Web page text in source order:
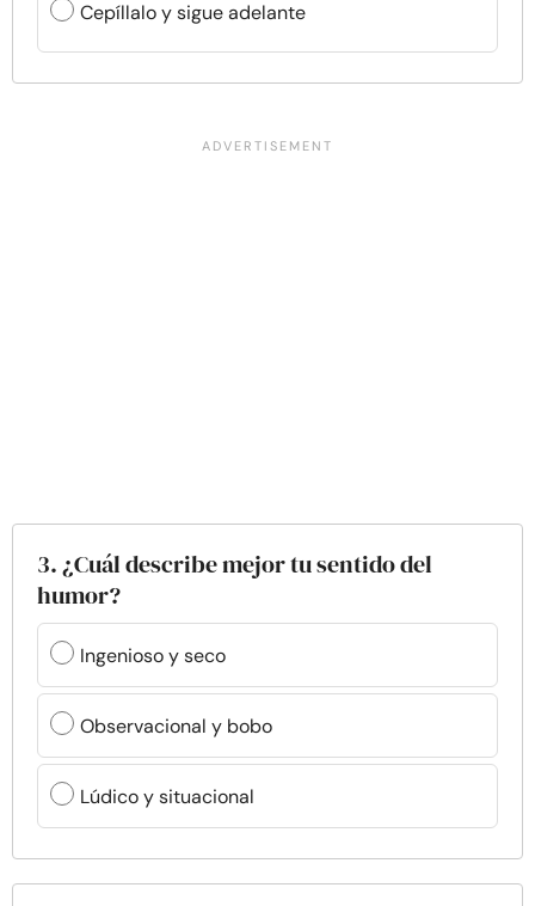
Cepíllalo y sigue adelante
3. ¿Cuál describe mejor tu sentido del
humor?
Ingenioso y seco
Observacional y bobo
Lúdico y situacional